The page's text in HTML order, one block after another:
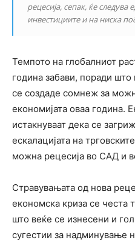
рецесија, сепак, ќе
инвестициите и на ниска
Темпото на глобалниот
година забави, поради што
се создаде сомнеж за
економијата оваа година.
истакнуваат дека се
ескалацијата на
можна рецесија во САД и
Стравувањата од нова
економска криза се честа
што веќе се изнесени и
сугестии за надминување